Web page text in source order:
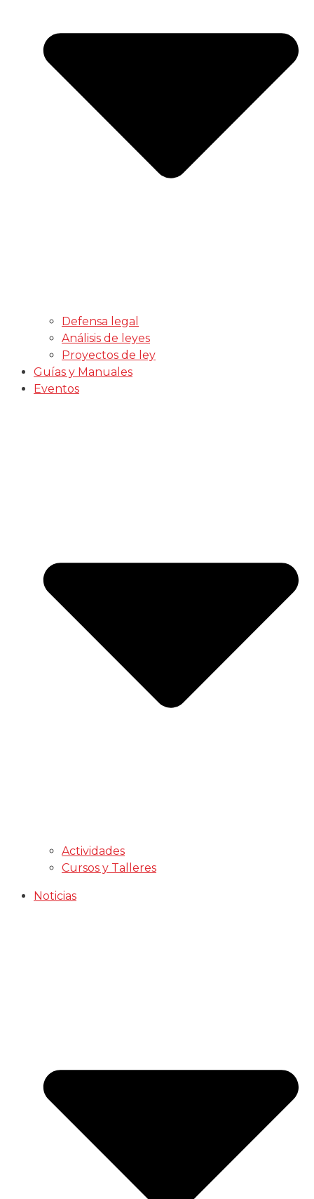
Defensa legal
Análisis de leyes
Proyectos de ley
Guías y Manuales
Eventos
Actividades
Cursos y Talleres
Noticias